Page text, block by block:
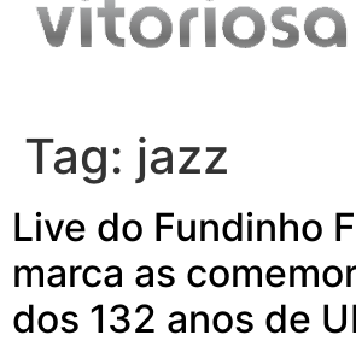
Tag: jazz
Live do Fundinho
marca as
dos 132 anos de